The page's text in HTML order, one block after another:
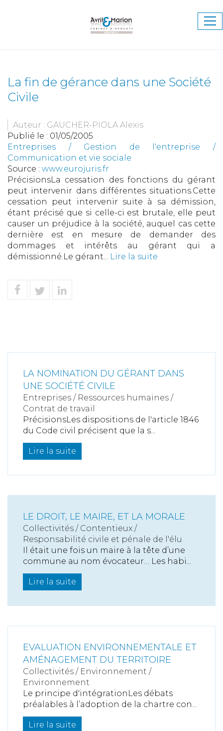
La fin de gérance dans une Société
Civile
Auteur : GAUCHER-PIOLA Alexis
Publié le : 01/05/2005
Entreprises / Gestion de l'entreprise /
Communication et vie sociale
Source : www.eurojuris.fr
PrécisionsLa cessation des fonctions du gérant
peut intervenir dans différentes situations.Cette
cessation peut intervenir suite à sa démission,
étant précisé que si celle-ci est brutale, elle peut
causer un préjudice à la société, auquel cas cette
dernière est en mesure de demander des
dommages et intérêts au gérant qui a
démissionné.Le gérant... Lire la suite
LA NOMINATION DU GÉRANT DANS
UNE SOCIÉTÉ CIVILE
Entreprises / Ressources humaines /
Contrat de travail
PrécisionsLes dispositions de l'article 1846
du Code civil précisent que la s...
Lire la suite
LE DROIT, LE MAIRE, ET LA MORALE
Collectivités / Contentieux /
Responsabilité civile et pénale de l'élu
Il était une fois un maire à la tête d’une
commune au nom évocateur… Les habi...
Lire la suite
EVALUATION ENVIRONNEMENTALE ET
AMÉNAGEMENT DU TERRITOIRE
Collectivités / Environnement /
Environnement
Le principe d'intégrationLes débats
préalables à l’adoption de la chartre con...
Lire la suite